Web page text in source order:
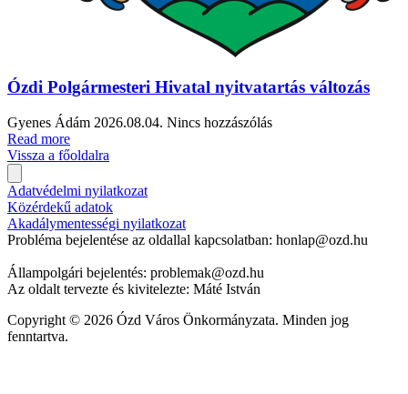
Ózdi Polgármesteri Hivatal nyitvatartás változás
Gyenes Ádám 2026.08.04. Nincs hozzászólás
Read more
Vissza a főoldalra
Adatvédelmi nyilatkozat
Közérdekű adatok
Akadálymentességi nyilatkozat
Probléma bejelentése az oldallal kapcsolatban: honlap@ozd.hu
Állampolgári bejelentés: problemak@ozd.hu
Az oldalt tervezte és kivitelezte: Máté István
Copyright © 2026 Ózd Város Önkormányzata. Minden jog
fenntartva.